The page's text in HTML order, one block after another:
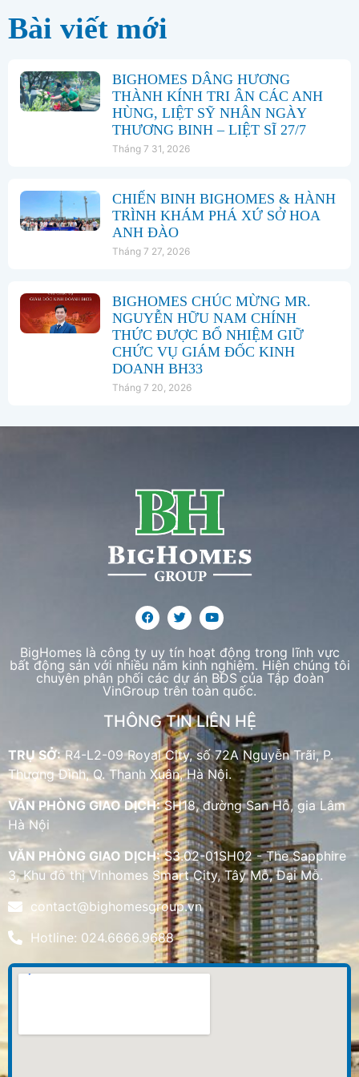
Bài viết mới
BIGHOMES DÂNG HƯƠNG
THÀNH KÍNH TRI ÂN CÁC ANH
HÙNG, LIỆT SỸ NHÂN NGÀY
THƯƠNG BINH – LIỆT SĨ 27/7
Tháng 7 31, 2026
CHIẾN BINH BIGHOMES & HÀNH
TRÌNH KHÁM PHÁ XỨ SỞ HOA
ANH ĐÀO
Tháng 7 27, 2026
BIGHOMES CHÚC MỪNG MR.
NGUYỄN HỮU NAM CHÍNH
THỨC ĐƯỢC BỔ NHIỆM GIỮ
CHỨC VỤ GIÁM ĐỐC KINH
DOANH BH33
Tháng 7 20, 2026
BigHomes là công ty uy tín hoạt động trong lĩnh vực
bất động sản với nhiều năm kinh nghiệm. Hiện chúng tôi
chuyên phân phối các dự án BĐS của Tập đoàn
VinGroup trên toàn quốc.
THÔNG TIN LIÊN HỆ
TRỤ SỞ:R4-L2-09 Royal City, số 72A Nguyễn Trãi, P.
Thượng Đình, Q. Thanh Xuân, Hà Nội.
VĂN PHÒNG GIAO DỊCH:SH18, đường San Hô, gia Lâm
Hà Nội
VĂN PHÒNG GIAO DỊCH:S3.02-01SH02 - The Sapphire
3, Khu đô thị Vinhomes Smart City, Tây Mỗ, Đại Mỗ.
contact@bighomesgroup.vn
Hotline: 024.6666.9688